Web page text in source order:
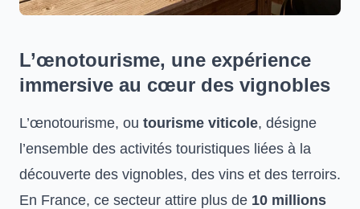
L’œnotourisme, une expérience
immersive au cœur des vignobles
L’œnotourisme, ou tourisme viticole, désigne
l’ensemble des activités touristiques liées à la
découverte des vignobles, des vins et des terroirs.
En France, ce secteur attire plus de 10 millions